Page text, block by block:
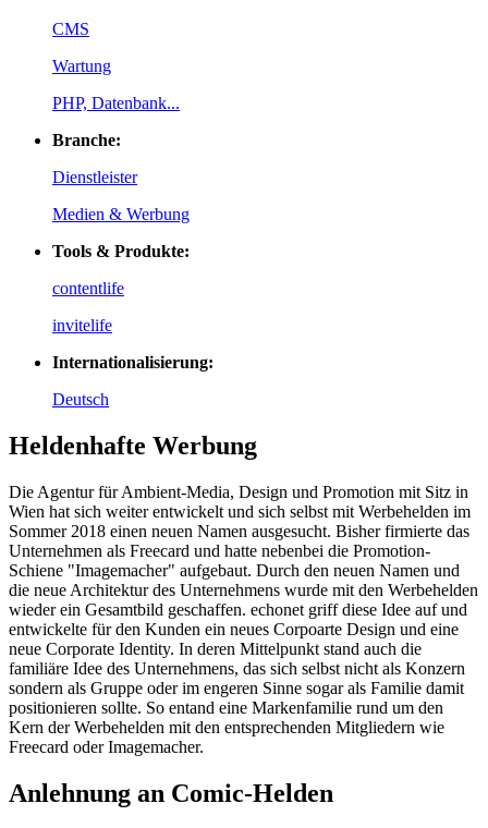
CMS
Wartung
PHP, Datenbank...
Branche:
Dienstleister
Medien & Werbung
Tools & Produkte:
contentlife
invitelife
Internationalisierung:
Deutsch
Heldenhafte Werbung
Die Agentur für Ambient-Media, Design und Promotion mit Sitz in
Wien hat sich weiter entwickelt und sich selbst mit Werbehelden im
Sommer 2018 einen neuen Namen ausgesucht. Bisher firmierte das
Unternehmen als Freecard und hatte nebenbei die Promotion-
Schiene "Imagemacher" aufgebaut. Durch den neuen Namen und
die neue Architektur des Unternehmens wurde mit den Werbehelden
wieder ein Gesamtbild geschaffen. echonet griff diese Idee auf und
entwickelte für den Kunden ein neues Corpoarte Design und eine
neue Corporate Identity. In deren Mittelpunkt stand auch die
familiäre Idee des Unternehmens, das sich selbst nicht als Konzern
sondern als Gruppe oder im engeren Sinne sogar als Familie damit
positionieren sollte. So entand eine Markenfamilie rund um den
Kern der Werbehelden mit den entsprechenden Mitgliedern wie
Freecard oder Imagemacher.
Anlehnung an Comic-Helden